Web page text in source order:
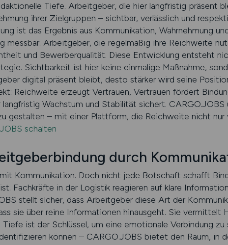
Tiefe. Arbeitgeber, die hier langfristig präsent
ihrer Zielgruppen – sichtbar, verlässlich und
ist das Ergebnis aus Kommunikation, Wahrnehmung
messbar. Arbeitgeber, die regelmäßig ihre Reichweite
und Bewerberqualität. Diese Entwicklung entsteht
Sichtbarkeit ist hier keine einmalige Maßnahme,
digital präsent bleibt, desto stärker wird seine
Reichweite erzeugt Vertrauen, Vertrauen fördert
Wachstum und Stabilität sichert.
gestalten – mit einer Plattform, die Reichweite nicht nur
schalten
durch
Kommunikation. Doch nicht jede Botschaft schafft
Fachkräfte in der Logistik reagieren auf klare
stellt sicher, dass Arbeitgeber diese Art der
sie über reine Informationen hinausgeht. Sie vermittelt
ist der Schlüssel, um eine emotionale Verbindung
können – CARGO.JOBS bietet den Raum, in